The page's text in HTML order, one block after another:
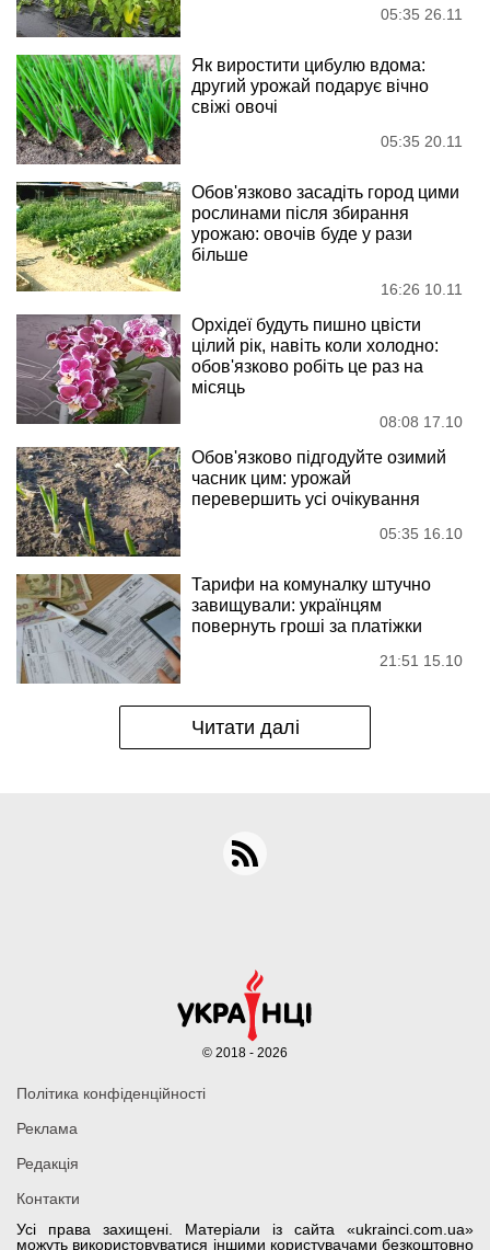
05:35 26.11
Як виростити цибулю вдома:
другий урожай подарує вічно
свіжі овочі
05:35 20.11
Обов'язково засадіть город цими
рослинами після збирання
урожаю: овочів буде у рази
більше
16:26 10.11
Орхідеї будуть пишно цвісти
цілий рік, навіть коли холодно:
обов'язково робіть це раз на
місяць
08:08 17.10
Обов'язково підгодуйте озимий
часник цим: урожай
перевершить усі очікування
05:35 16.10
Тарифи на комуналку штучно
завищували: українцям
повернуть гроші за платіжки
21:51 15.10
Читати далі
Усі права захищені. Матеріали із сайта «ukrainci.com.ua»
можуть використовуватися іншими користувачами безкоштовно
Політика конфіденційності
Реклама
Редакція
Контакти
© 2018 - 2026